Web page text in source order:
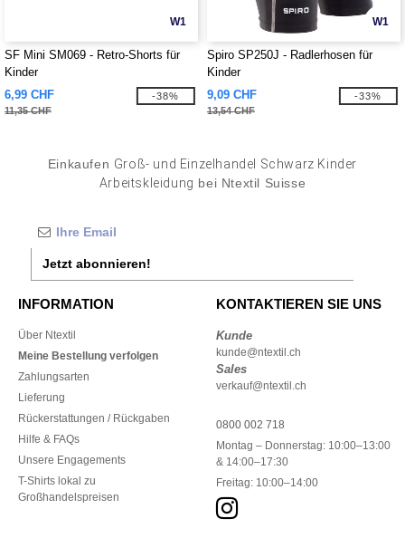
W1
SF Mini SM069 - Retro-Shorts für
Kinder
6,99 CHF
11,35 CHF
-38%
W1
Spiro SP250J - Radlerhosen für
Kinder
9,09 CHF
13,54 CHF
-33%
Einkaufen Groß- und Einzelhandel Schwarz Kinder
Arbeitskleidung bei Ntextil Suisse
Jetzt abonnieren!
INFORMATION
Über Ntextil
Meine Bestellung verfolgen
Zahlungsarten
Lieferung
Rückerstattungen / Rückgaben
Hilfe & FAQs
Unsere Engagements
T-Shirts lokal zu
Großhandelspreisen
KONTAKTIEREN SIE UNS
Kunde
kunde@ntextil.ch
Sales
verkauf@ntextil.ch
0800 002 718
Montag – Donnerstag: 10:00–13:00
& 14:00–17:30
Freitag: 10:00–14:00